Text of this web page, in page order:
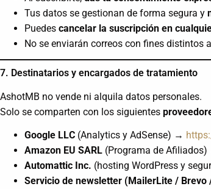
Tus datos se gestionan de forma segura y
Puedes cancelar la suscripción en
No se enviarán correos con fines distintos
7. Destinatarios y encargados de tratamiento
AshotMB no vende ni alquila datos personales.
Solo se comparten con los siguientes
Google LLC (Analytics y AdSense) →
Amazon EU SARL (Programa de
Automattic Inc. (hosting WordPress y
Servicio de newsletter (MailerLite / Brevo